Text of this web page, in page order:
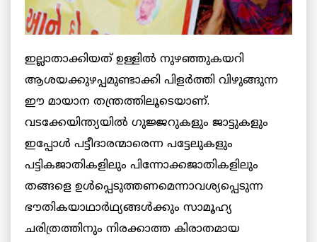
ഇല്ലാതാക്കിയത് ഉള്ളില്‍ നുഴഞ്ഞുകയറി
ആശയക്കുഴപ്പമുണ്ടാക്കി പിളര്‍ത്തി വിഴുങ്ങുന്ന
ഈ മായാന തന്ത്രത്തിലൂടെയാണ്.
വടക്കേയിന്ത്യയില്‍ ഗുജ്ജറുകളും ജാട്ടുകളും
ഇപ്പോള്‍ പട്ടീദാരന്മാരെന്ന പട്ടേലുകളും
പട്ടികജാതികളിലും പിന്നോക്കജാതികളിലും
തങ്ങളെ ഉള്‍പ്പെടുത്തണമെന്നാവശ്യപ്പെടുന്ന
ഭൗതികയാഥാര്‍ഥ്യങ്ങള്‍ക്കും സാമൂഹ്യ
ചരിത്രത്തിനും നിരക്കാത്ത കിരാതമായ